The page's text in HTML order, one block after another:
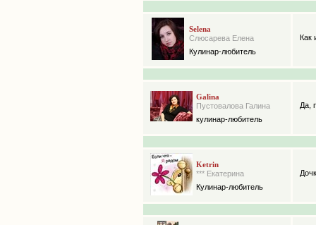
Selena
Слюсарева Елена
Кулинар-любитель
Как
Galina
Пустовалова Галина
кулинар-любитель
Да,
Ketrin
*** Екатерина
Кулинар-любитель